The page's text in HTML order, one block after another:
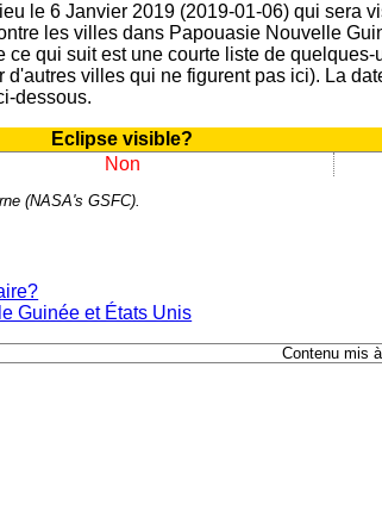
le 6 Janvier 2019 (2019-01-06) qui sera
les villes dans Papouasie Nouvelle
qui suit est une courte liste de quelques-
villes qui ne figurent pas ici). La
dessous.
Eclipse visible?
Non
(NASA's GSFC).
Guinée et États Unis
Contenu mis